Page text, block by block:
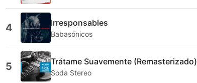
4 Irresponsables
Babasónicos
5 Trátame Suavemente (Remasterizado)
Soda Stereo